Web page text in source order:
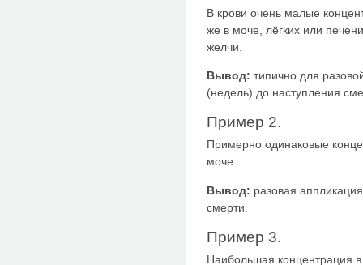
В крови очень малые
же в моче, лёгких или
желчи.
Вывод: типично для
(недель) до наступления
Пример 2.
Примерно одинаковые
моче.
Вывод: разовая
смерти.
Пример 3.
Наибольшая концентрация